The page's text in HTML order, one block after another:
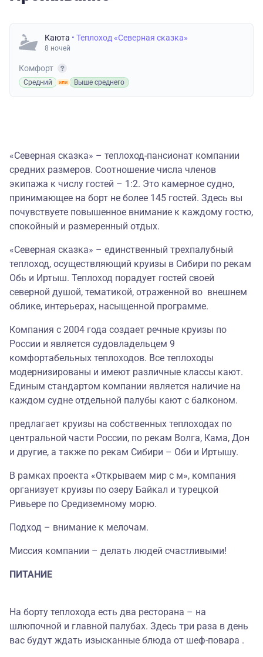
Каюта • Теплоход «Северная сказка»
8 ночей
Комфорт
Средний Выше среднего
«Северная сказка» – теплоход-пансионат компании
средних размеров. Соотношение числа членов
экипажа к числу гостей – 1:2. Это камерное судно,
принимающее на борт не более 145 гостей. Здесь вы
почувствуете повышенное внимание к каждому гостю,
спокойный и размеренный отдых.
«Северная сказка» – единственный трехпалубный
теплоход, осуществляющий круизы в Сибири по рекам
Обь и Иртыш. Теплоход порадует гостей своей
северной душой, тематикой, отраженной во внешнем
облике, интерьерах, насыщенной программе.
Компания с 2004 года создает речные круизы по
России и является судовладельцем 9
комфортабельных теплоходов. Все теплоходы
модернизированы и имеют различные классы кают.
Единым стандартом компании является наличие на
каждом судне отдельной палубы кают с балконом.
предлагает круизы на собственных теплоходах по
центральной части России, по рекам Волга, Кама, Дон
и другие, а также по рекам Сибири – Оби и Иртышу.
В рамках проекта «Открываем мир с м», компания
организует круизы по озеру Байкал и турецкой
Ривьере по Средиземному морю.
Подход – внимание к мелочам.
Миссия компании – делать людей счастливыми!
ПИТАНИЕ
На борту теплохода есть два ресторана – на
шлюпочной и главной палубах. Здесь три раза в день
вас будут ждать изысканные блюда от шеф-повара .